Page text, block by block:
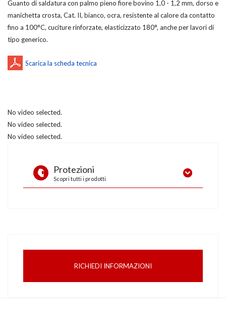
Guanto di saldatura con palmo pieno fiore bovino 1,0 - 1,2 mm, dorso e
manichetta crosta, Cat. II, bianco, ocra, resistente al calore da contatto
fino a 100°C, cuciture rinforzate, elasticizzato 180°, anche per lavori di
tipo generico.
No video selected.
No video selected.
No video selected.
Protezioni
Scopri tutti i prodotti
Digital EliteTM Series
RICHIEDI INFORMAZIONI